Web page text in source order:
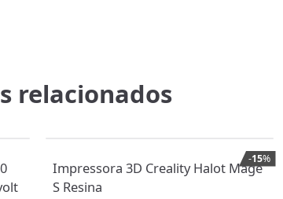
relacionados
-15%
Impressora 3D Creality Halot Mage
S Resina